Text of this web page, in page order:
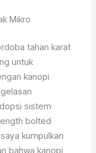
Mikro
tahan karat
untuk
kanopi
sistem
bolted
kumpulkan
bahwa kanopi